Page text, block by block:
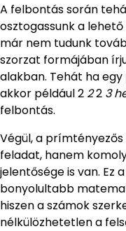
A felbontás során
osztogassunk a
már nem tudunk
szorzat formájában
alakban. Tehát ha
akkor például 2 22 3
felbontás.
Végül, a
feladat, hanem
jelentősége is van. Ez
bonyolultabb
hiszen a számok
nélkülözhetetlen a